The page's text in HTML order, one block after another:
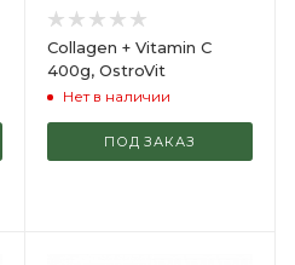
Collagen + Vitamin C
400g, OstroVit
Нет в наличии
ПОД ЗАКАЗ